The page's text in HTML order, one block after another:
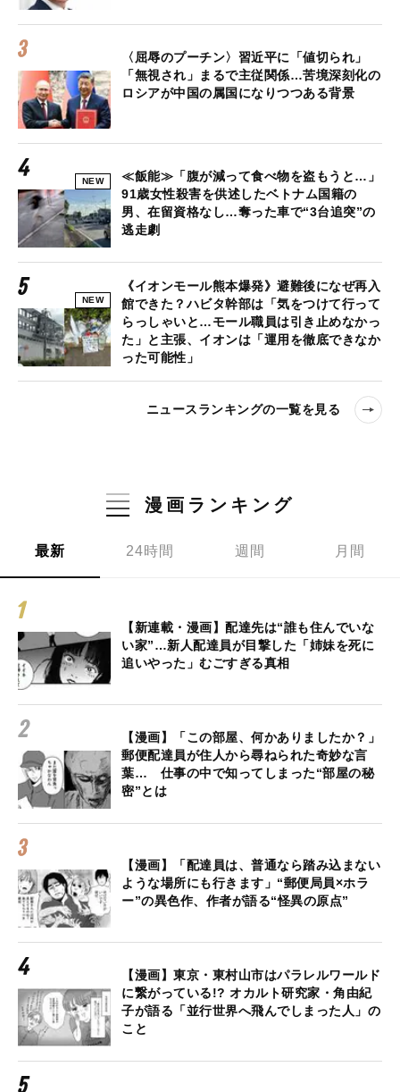
〈屈辱のプーチン〉習近平に「値切られ」
「無視され」まるで主従関係…苦境深刻化の
ロシアが中国の属国になりつつある背景
NEW
≪飯能≫「腹が減って食べ物を盗もうと…」
91歳女性殺害を供述したベトナム国籍の
男、在留資格なし…奪った車で“3台追突”の
逃走劇
NEW
《イオンモール熊本爆発》避難後になぜ再入
館できた？ハビタ幹部は「気をつけて行って
らっしゃいと…モール職員は引き止めなかっ
た」と主張、イオンは「運用を徹底できなか
った可能性」
ニュースランキングの一覧を見る
漫画ランキング
最新 24時間 週間 月間
【新連載・漫画】配達先は“誰も住んでいな
い家”…新人配達員が目撃した「姉妹を死に
追いやった」むごすぎる真相
【漫画】「この部屋、何かありましたか？」
郵便配達員が住人から尋ねられた奇妙な言
葉… 仕事の中で知ってしまった“部屋の秘
密”とは
【漫画】「配達員は、普通なら踏み込まない
ような場所にも行きます」“郵便局員×ホラ
ー”の異色作、作者が語る“怪異の原点”
【漫画】東京・東村山市はパラレルワールド
に繋がっている!? オカルト研究家・角由紀
子が語る「並行世界へ飛んでしまった人」の
こと